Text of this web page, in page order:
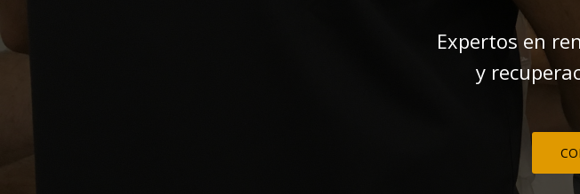
Expertos en
y